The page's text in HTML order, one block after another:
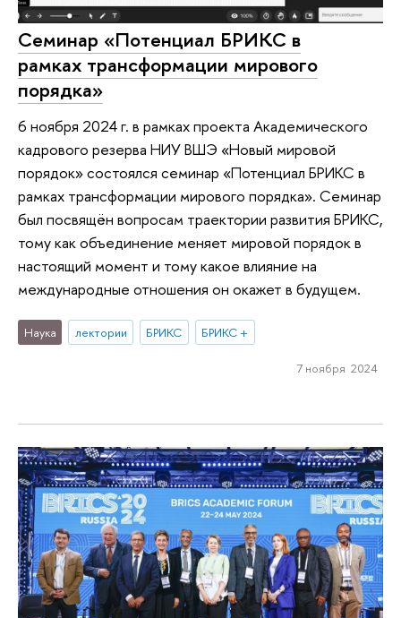
Семинар «Потенциал БРИКС в
рамках трансформации мирового
порядка»
6 ноября 2024 г. в рамках проекта Академического
кадрового резерва НИУ ВШЭ «Новый мировой
порядок» состоялся семинар «Потенциал БРИКС в
рамках трансформации мирового порядка». Семинар
был посвящён вопросам траектории развития БРИКС,
тому как объединение меняет мировой порядок в
настоящий момент и тому какое влияние на
международные отношения он окажет в будущем.
Наука лектории БРИКС БРИКС +
7 ноября 2024